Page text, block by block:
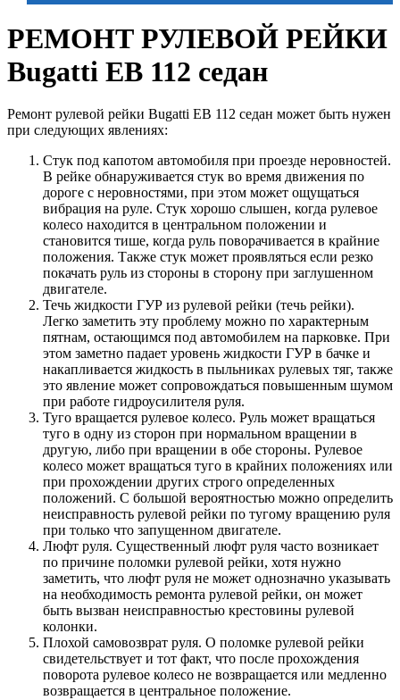
РЕМОНТ РУЛЕВОЙ РЕЙКИ
Bugatti EB 112 седан
Ремонт рулевой рейки Bugatti EB 112 седан может быть нужен
при следующих явлениях:
Стук под капотом автомобиля при проезде неровностей.
В рейке обнаруживается стук во время движения по
дороге с неровностями, при этом может ощущаться
вибрация на руле. Стук хорошо слышен, когда рулевое
колесо находится в центральном положении и
становится тише, когда руль поворачивается в крайние
положения. Также стук может проявляться если резко
покачать руль из стороны в сторону при заглушенном
двигателе.
Течь жидкости ГУР из рулевой рейки (течь рейки).
Легко заметить эту проблему можно по характерным
пятнам, остающимся под автомобилем на парковке. При
этом заметно падает уровень жидкости ГУР в бачке и
накапливается жидкость в пыльниках рулевых тяг, также
это явление может сопровождаться повышенным шумом
при работе гидроусилителя руля.
Туго вращается рулевое колесо. Руль может вращаться
туго в одну из сторон при нормальном вращении в
другую, либо при вращении в обе стороны. Рулевое
колесо может вращаться туго в крайних положениях или
при прохождении других строго определенных
положений. С большой вероятностью можно определить
неисправность рулевой рейки по тугому вращению руля
при только что запущенном двигателе.
Люфт руля. Существенный люфт руля часто возникает
по причине поломки рулевой рейки, хотя нужно
заметить, что люфт руля не может однозначно указывать
на необходимость ремонта рулевой рейки, он может
быть вызван неисправностью крестовины рулевой
колонки.
Плохой самовозврат руля. О поломке рулевой рейки
свидетельствует и тот факт, что после прохождения
поворота рулевое колесо не возвращается или медленно
возвращается в центральное положение.